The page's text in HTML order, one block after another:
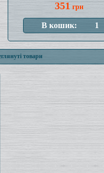
351 грн
товари